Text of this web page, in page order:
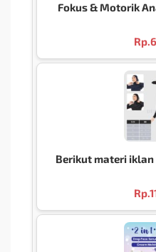
Fokus & Motorik
Rp.
Berikut materi
Rp.